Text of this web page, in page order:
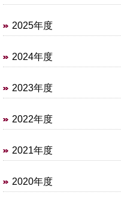
2025年度
2024年度
2023年度
2022年度
2021年度
2020年度